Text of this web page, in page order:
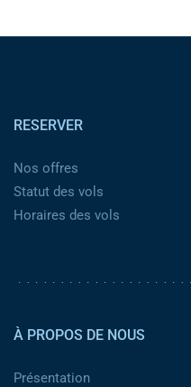
RESERVER
Nos offres
Statut des vols
Horaires des vols
À PROPOS DE NOUS
Présentation